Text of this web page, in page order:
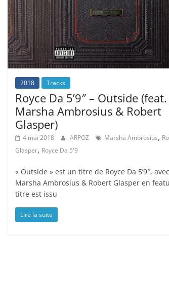
2018 Tracks
Royce Da 5’9″ – Outside (feat.
Marsha Ambrosius & Robert
Glasper)
4 mai 2018 ARPOZ Marsha Ambrosius,
Glasper, Royce Da 5'9
« Outside » est un titre de Royce Da 5’9″, avec
Marsha Ambrosius & Robert Glasper en
titre est issu
Lire la suite